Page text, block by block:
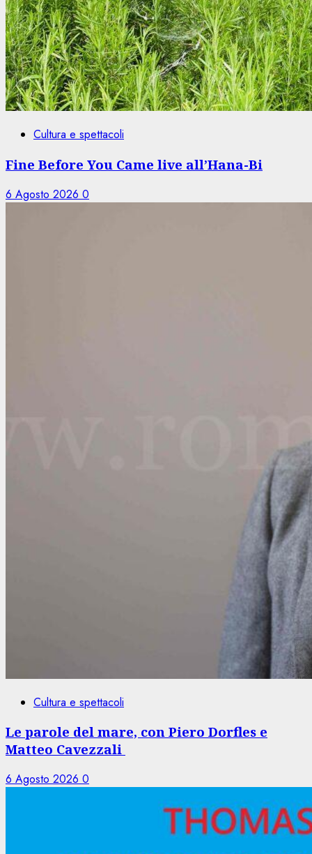
Cultura e spettacoli
Fine Before You Came live all’Hana-Bi
6 Agosto 2026 0
Cultura e spettacoli
Le parole del mare, con Piero Dorfles e
Matteo Cavezzali
6 Agosto 2026 0